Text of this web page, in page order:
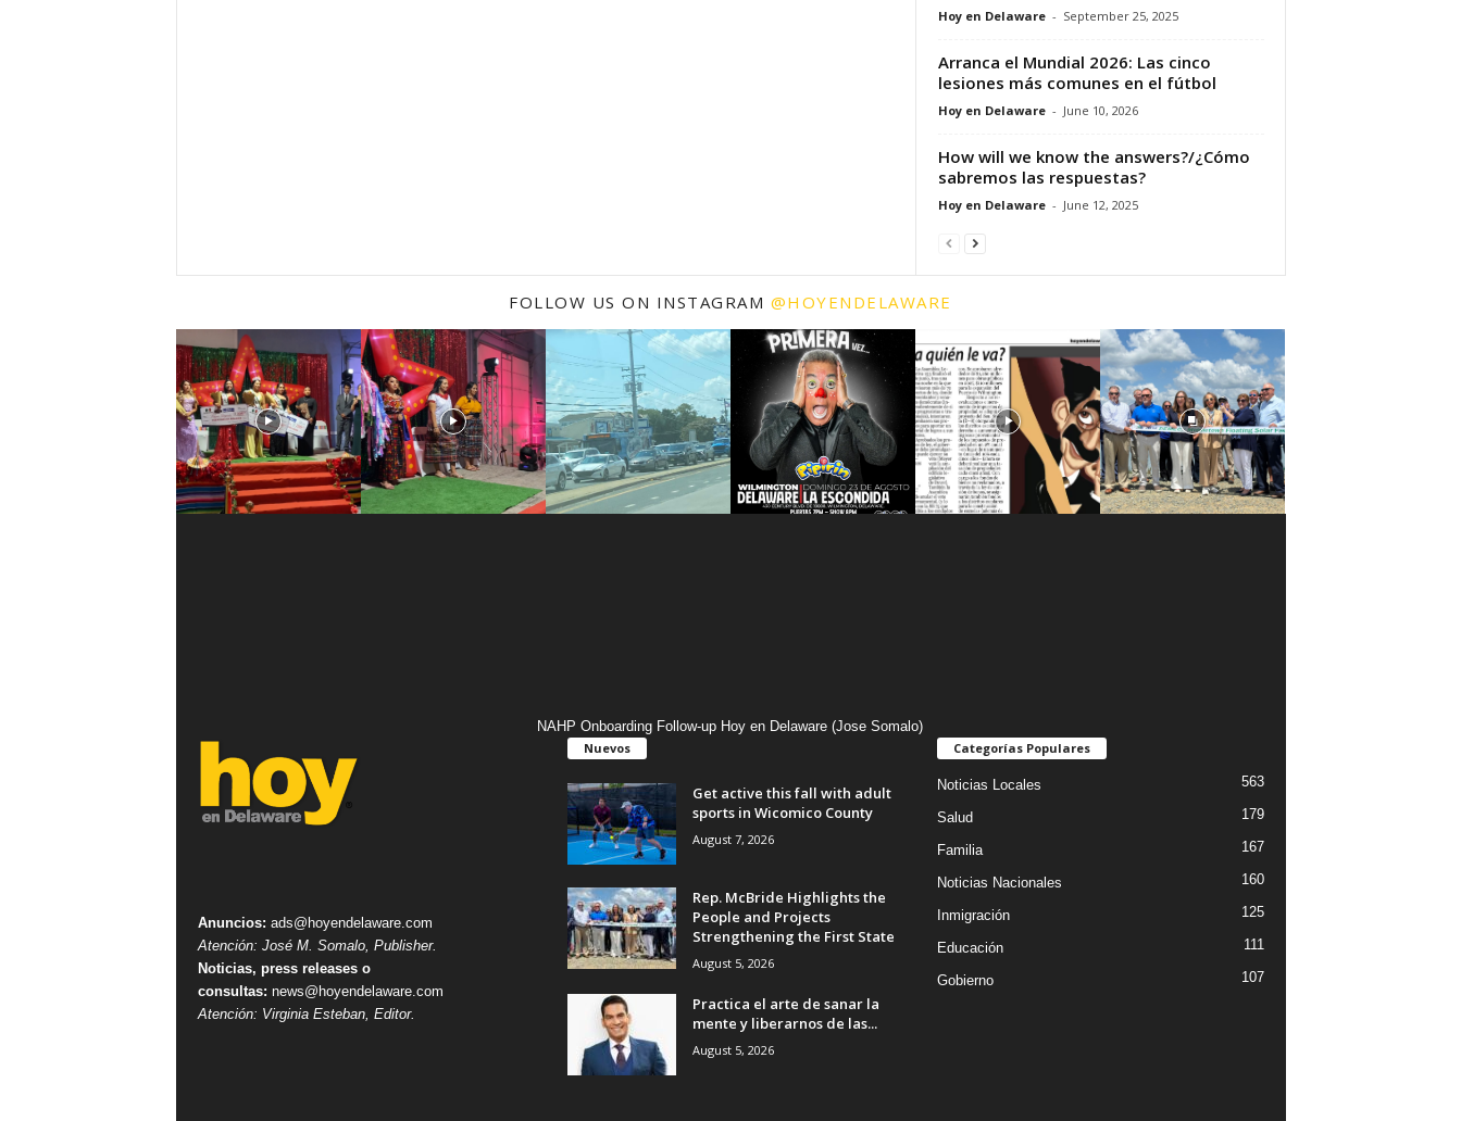
Hoy en Delaware - September 25, 2025
Arranca el Mundial 2026: Las cinco
lesiones más comunes en el fútbol
Hoy en Delaware - June 10, 2026
How will we know the answers?/¿Cómo
sabremos las respuestas?
Hoy en Delaware - June 12, 2025
FOLLOW US ON INSTAGRAM @HOYENDELAWARE
NAHP Onboarding Follow-up Hoy en Delaware (Jose Somalo)
Anuncios: ads@hoyendelaware.com
Atención: José M. Somalo, Publisher.
Noticias, press releases o
consultas: news@hoyendelaware.com
Atención: Virginia Esteban, Editor.
Nuevos
Get active this fall with adult
sports in Wicomico County
August 7, 2026
Rep. McBride Highlights the
People and Projects
Strengthening the First State
August 5, 2026
Practica el arte de sanar la
mente y liberarnos de las...
August 5, 2026
Categorías Populares
Noticias Locales 563
Salud 179
Familia 167
Noticias Nacionales 160
Inmigración 125
Educación 111
Gobierno 107